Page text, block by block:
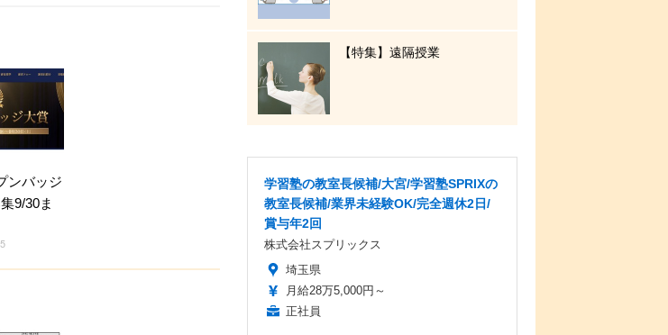
ンバッジ
9/30ま
【特集】遠隔授業
学習塾の教室長候補/大宮/学習塾SPRIXの
教室長候補/業界未経験OK/完全週休2日/
賞与年2回
株式会社スプリックス
埼玉県
月給28万5,000円～
正社員